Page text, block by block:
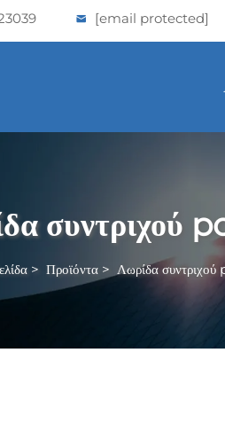
[email protected]
συντριχού
> Προϊόντα > Λωρίδα